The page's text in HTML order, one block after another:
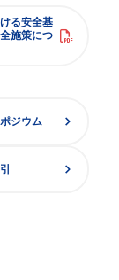
る安全基
施策につ
ジウム chevron_right
chevron_right